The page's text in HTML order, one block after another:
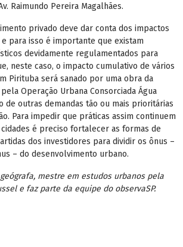
Raimundo Pereira Magalhães.
privado deve dar conta dos impactos
para isso é importante que existam
devidamente regulamentados para
neste caso, o impacto cumulativo de vários
Pirituba será sanado por uma obra da
Operação Urbana Consorciada Água
de outras demandas tão ou mais prioritárias
Para impedir que práticas assim continuem
é preciso fortalecer as formas de
dos investidores para dividir os ônus –
– do desenvolvimento urbano.
mestre em estudos urbanos pela
e faz parte da equipe do observaSP.